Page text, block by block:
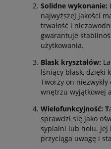
Solidne wykonanie:
najwyższej jakości
trwałość i
gwarantuje
użytkowania.
Blask kryształów:
lśniący blask, dzięki
Tworzy on
wnętrzu wyjątkowej
Wielofunkcyjność: T
sprawdzi się jako
sypialni lub holu. Jej
przyciąga uwagę i